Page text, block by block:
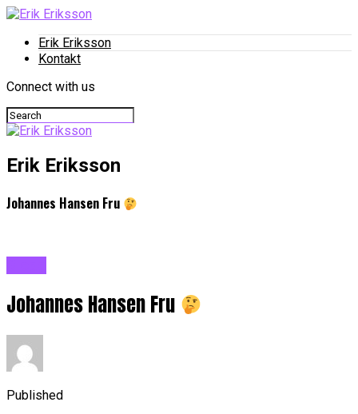
Erik Eriksson
Kontakt
Connect with us
Erik Eriksson
Johannes Hansen Fru
Johannes Hansen Fru
Published